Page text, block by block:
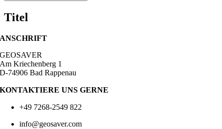
Titel
ANSCHRIFT
GEOSAVER
Am Kriechenberg 1
D-74906 Bad Rappenau
KONTAKTIERE UNS GERNE
+49 7268-2549 822
info@geosaver.com